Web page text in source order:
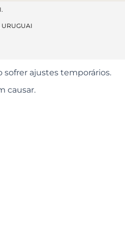
URUGUAI
sofrer ajustes temporários.
causar.